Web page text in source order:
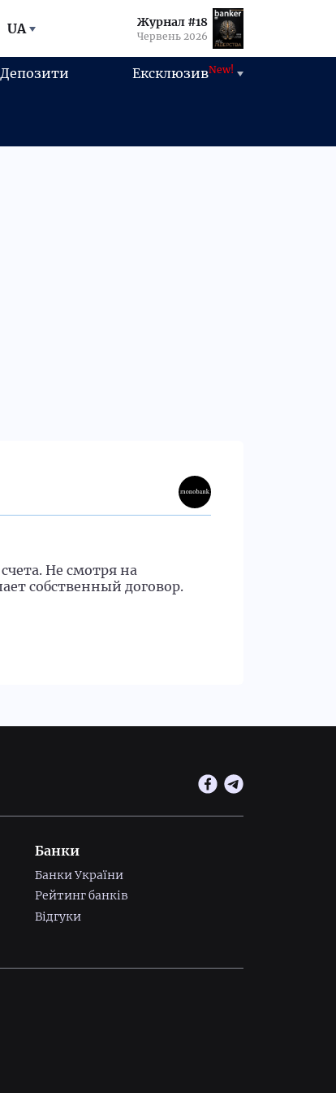
UA Журнал #18
Червень 2026
Депозити ЕксклюзивNew!
Не смотря на
собственный договор.
Банки
Банки України
Рейтинг банків
Відгуки